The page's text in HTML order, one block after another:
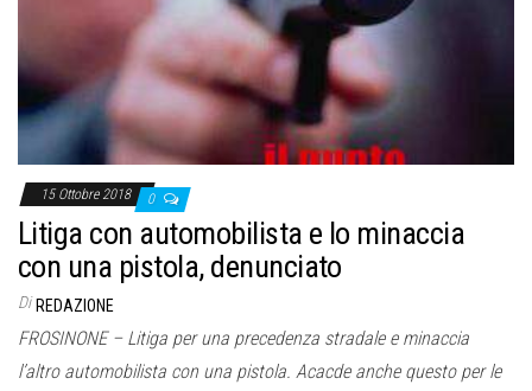
15 Ottobre 2018 0
Litiga con automobilista e lo minaccia
con una pistola, denunciato
Di REDAZIONE
FROSINONE – Litiga per una precedenza stradale e minaccia
l’altro automobilista con una pistola. Acacde anche questo per le